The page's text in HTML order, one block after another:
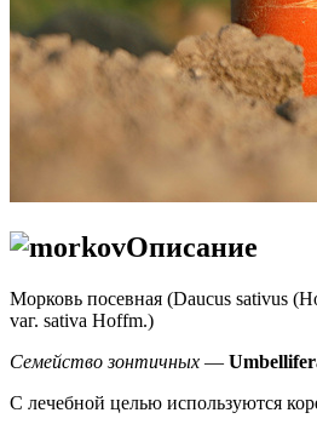
Описание
Морковь посевная (Daucus sativus
vаг. sativa Нoffm.)
Семейство зонтичных —
С лечебной целью используются